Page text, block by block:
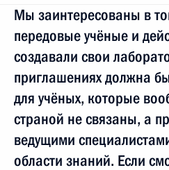
Мы заинтересованы в
передовые учёные и
создавали свои
приглашениях должна
для учёных, которые
страной не связаны, а
ведущими
области знаний. Если